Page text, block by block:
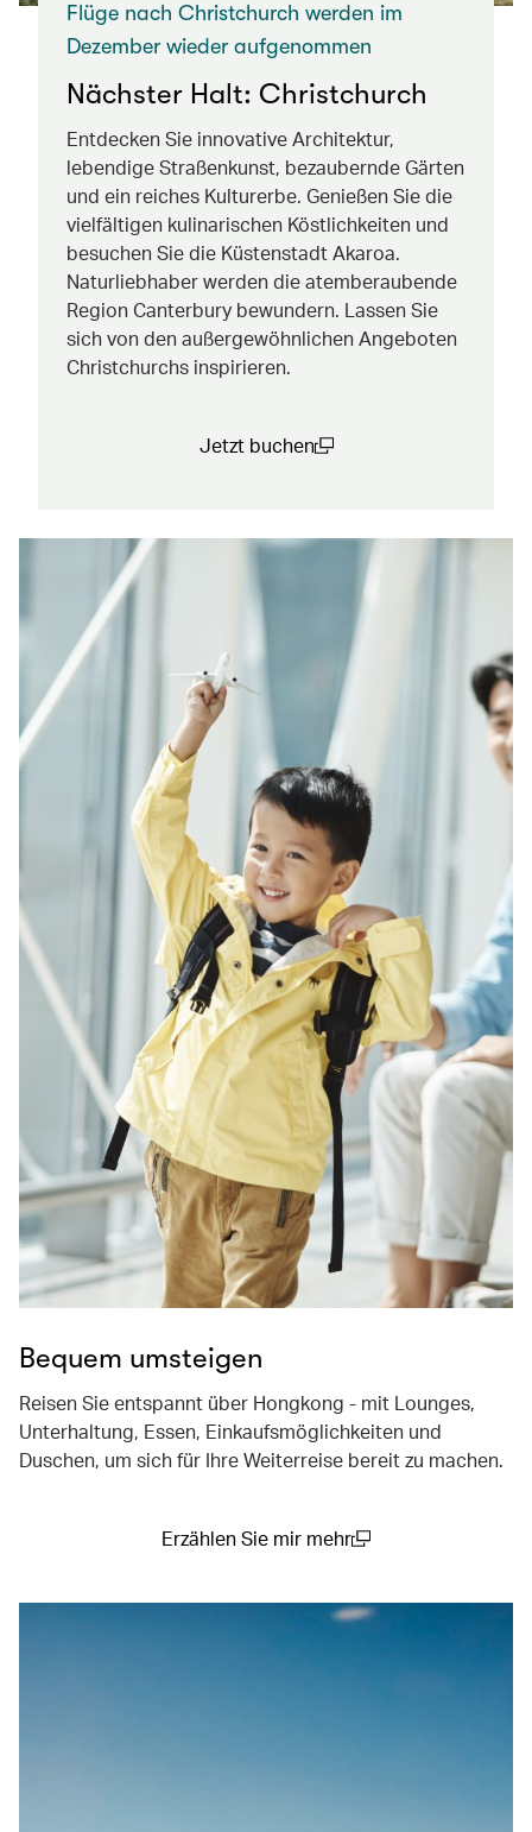
Flüge nach Christchurch werden im
Dezember wieder aufgenommen
Nächster Halt: Christchurch
Entdecken Sie innovative Architektur,
lebendige Straßenkunst, bezaubernde Gärten
und ein reiches Kulturerbe. Genießen Sie die
vielfältigen kulinarischen Köstlichkeiten und
besuchen Sie die Küstenstadt Akaroa.
Naturliebhaber werden die atemberaubende
Region Canterbury bewundern. Lassen Sie
sich von den außergewöhnlichen Angeboten
Christchurchs inspirieren.
Jetzt buchen
Bequem umsteigen
Reisen Sie entspannt über Hongkong - mit Lounges,
Unterhaltung, Essen, Einkaufsmöglichkeiten und
Duschen, um sich für Ihre Weiterreise bereit zu machen.
Erzählen Sie mir mehr